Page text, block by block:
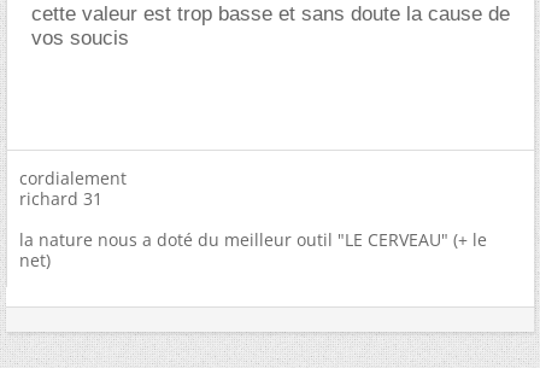
cette valeur est trop basse et sans doute la cause de
vos soucis
cordialement
richard 31
la nature nous a doté du meilleur outil "LE CERVEAU" (+ le
net)